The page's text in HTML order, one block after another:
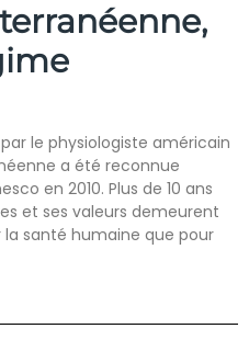
le physiologiste américain
a été reconnue
en 2010. Plus de 10 ans
et ses valeurs demeurent
santé humaine que pour